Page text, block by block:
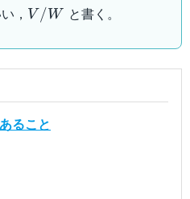
， V/W
V /W と書く。
ること